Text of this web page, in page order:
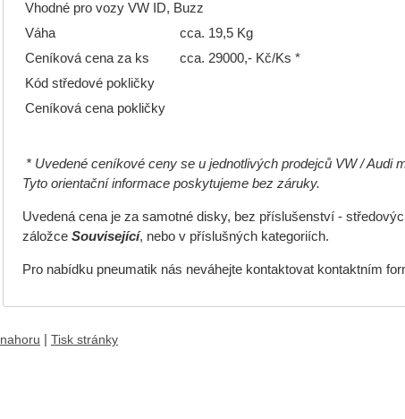
Vhodné pro vozy VW ID, Buzz
Váha
cca. 19,5 Kg
Ceníková cena za ks
cca. 29000,- Kč/Ks *
Kód středové pokličky
Ceníková cena pokličky
* Uvedené ceníkové ceny se u jednotlivých prodejců VW / Audi
Tyto orientační informace poskytujeme bez záruky.
Uvedená cena je za samotné disky, bez příslušenství -
záložce Související, nebo v příslušných kategoriích.
Pro nabídku pneumatik nás neváhejte kontaktovat kontaktním
nahoru Tisk stránky